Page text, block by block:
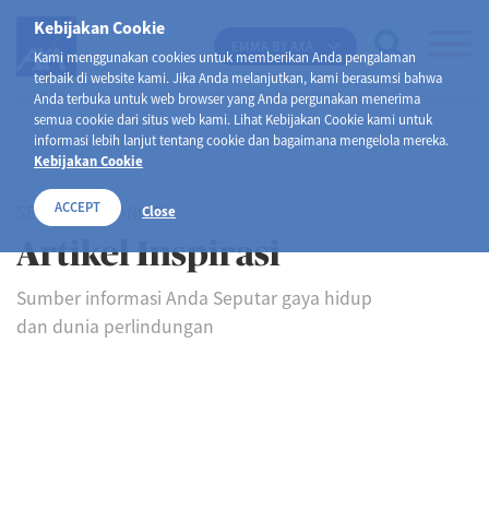
Kebijakan Cookie
Kami menggunakan cookies untuk memberikan Anda pengalaman
terbaik di website kami. Jika Anda melanjutkan, kami berasumsi bahwa
Anda terbuka untuk web browser yang Anda pergunakan menerima
semua cookie dari situs web kami. Lihat Kebijakan Cookie kami untuk
informasi lebih lanjut tentang cookie dan bagaimana mengelola mereka.
Kebijakan Cookie
ACCEPT Close
SELAMAT DATANG DI
Artikel Inspirasi
Sumber informasi Anda Seputar gaya hidup
dan dunia perlindungan